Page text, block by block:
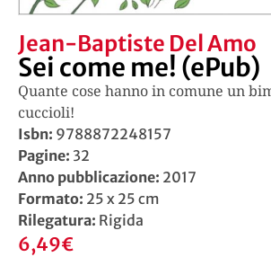
Jean-Baptiste Del Amo
Sei come me! (ePub)
Quante cose hanno in comune un
cuccioli!
Isbn: 9788872248157
Pagine: 32
Anno pubblicazione: 2017
Formato: 25 x 25 cm
Rilegatura: Rigida
6,49€